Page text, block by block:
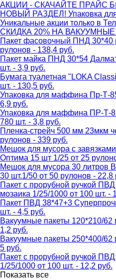
АКЦИИ - СКАЧАЙТЕ ПРАЙС
НОВЫЙ РАЗДЕЛ! Упаковка для
Уникальные акции только в
СКИДКА 20% НА
Пакет фасовочный ПНД 30*40
рулонов - 138,4 руб.
Пакет майка ПНД 30*54
шт. - 3,9 руб.
Бумага туалетная "LOKA
шт. - 130,5 руб.
Упаковка для маффина Пр-Т-
6,9 руб.
Упаковка для маффина ПР-Т-
780 шт. - 3,8 руб.
Пленка-стрейч 500 мм 23мкм
рулонов - 339 руб.
Мешок для мусора с
Оптима 15 шт 1/25 от 25
Мешок для мусора 30 литров
30 шт.1/50 от 50 рулонов - 22,8
Пакет с прорубной ручкой
мозаика 1/25/1000 от 100 шт. -
Пакет ПВД 38*47+3
шт. - 4,5 руб.
Вакуумные пакеты 120*210/62
1,2 руб.
Вакуумные пакеты 250*400/62
5 руб.
Пакет с прорубной ручкой
1/25/1000 от 100 шт. - 12,2 руб.
Показать все